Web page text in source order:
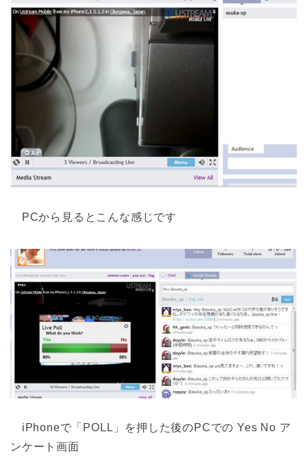
PCから見るとこんな感じです
iPhoneで「POLL」を押した後のPCでの Yes No ア
ンケート画面